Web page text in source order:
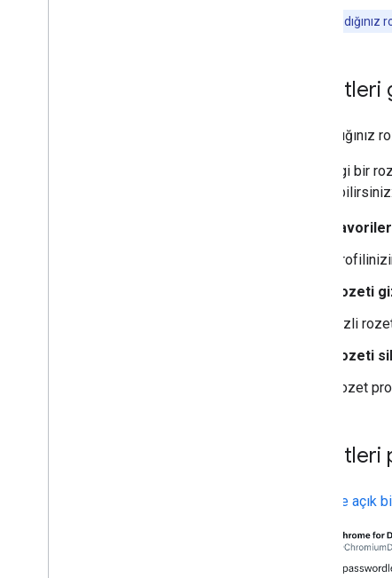
Herhangi bir
yönetebilirsiniz:
Rozeti
Gizli
Rozeti sil
Rozet
Rozetleri
Herkese açık